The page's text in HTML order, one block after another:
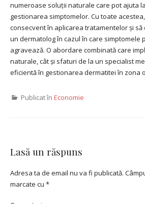
numeroase soluții naturale care pot ajuta
gestionarea simptomelor. Cu toate
consecvent în aplicarea tratamentelor și
un dermatolog în cazul în care simptomele
agravează. O abordare combinată care
naturale, cât și sfaturi de la un specialist
eficientă în gestionarea dermatitei în zona
Publicat în Economie
Lasă un răspuns
Adresa ta de email nu va fi publicată.
marcate cu *